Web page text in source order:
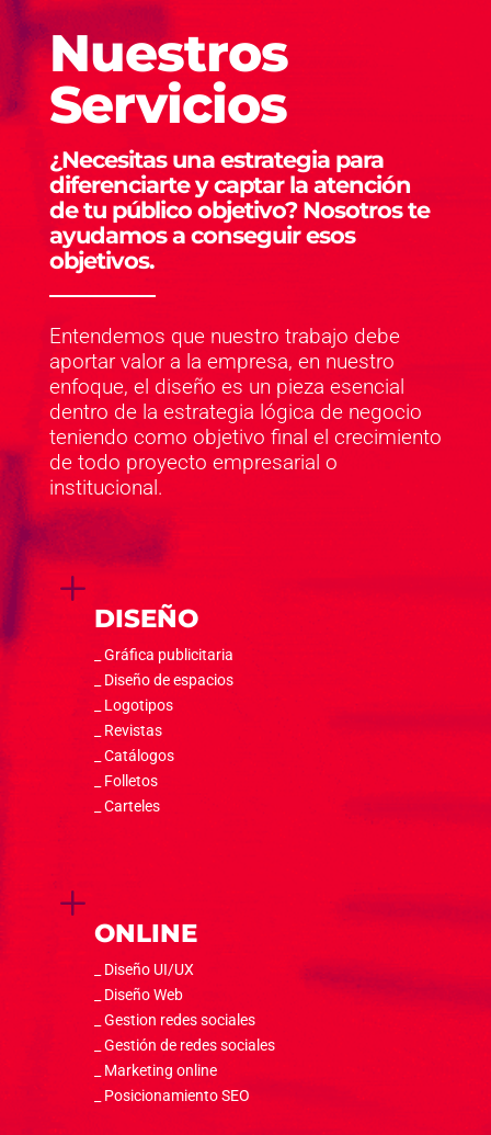
Nuestros
Servicios
¿Necesitas una estrategia para
diferenciarte y captar la atención
de tu público objetivo? Nosotros te
ayudamos a conseguir esos
objetivos.
Entendemos que nuestro trabajo debe
aportar valor a la empresa, en nuestro
enfoque, el diseño es un pieza esencial
dentro de la estrategia lógica de negocio
teniendo como objetivo final el crecimiento
de todo proyecto empresarial o
institucional.
L
DISEÑO
_ Gráfica publicitaria
_ Diseño de espacios
_ Logotipos
_ Revistas
_ Catálogos
_ Folletos
Carteles
L
ONLINE
_ Diseño UI/UX
_ Diseño Web
_ Gestion redes sociales
_ Gestión de redes sociales
_ Marketing online
_ Posicionamiento SEO